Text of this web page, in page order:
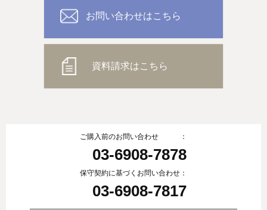
お問い合わせはこちら
資料請求はこちら
ご購入前のお問い合わせ ：
03-6908-7878
保守契約に基づくお問い合わせ：
03-6908-7817